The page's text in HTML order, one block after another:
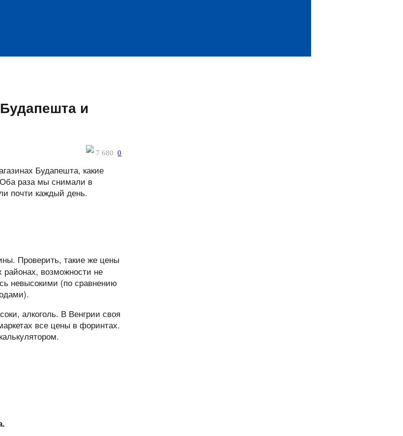
и
7 6800
Будапешта, какие
Оба раза мы снимали в
почти каждый день.
Проверить, такие же цены
районах, возможности не
невысокими (по сравнению
алкоголь. В Венгрии своя
все цены в форинтах.